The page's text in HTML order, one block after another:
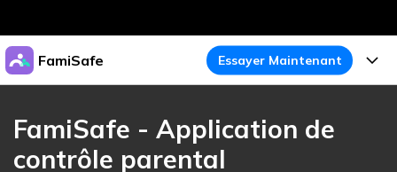
Produits phares
Utilité
Aperçu
Solutions
FamiSafe Essayer Maintenant
Fonctionnalités
FamiSafe - Application de
contrôle parental